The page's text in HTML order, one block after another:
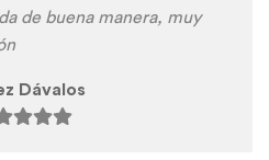
de buena manera, muy
Dávalos